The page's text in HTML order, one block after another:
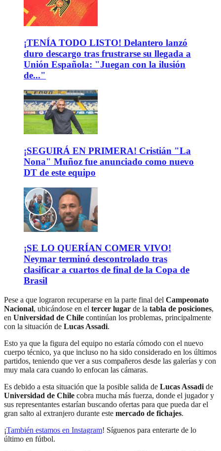
¡TENÍA TODO LISTO! Delantero lanzó
duro descargo tras frustrarse su llegada a
Unión Española: "Juegan con la ilusión
de..."
¡SEGUIRÁ EN PRIMERA! Cristián "La
Nona" Muñoz fue anunciado como nuevo
DT de este equipo
¡SE LO QUERÍAN COMER VIVO!
Neymar terminó descontrolado tras
clasificar a cuartos de final de la Copa de
Brasil
Pese a que lograron recuperarse en la parte final del Campeonato
Nacional, ubicándose en el tercer lugar de la tabla de posiciones,
en Universidad de Chile continúan los problemas, principalmente
con la situación de Lucas Assadi.
Esto ya que la figura del equipo no estaría cómodo con el nuevo
cuerpo técnico, ya que incluso no ha sido considerado en los últimos
partidos, teniendo que ver a sus compañeros desde las galerías y con
muy mala cara cuando lo enfocan las cámaras.
Es debido a esta situación que la posible salida de Lucas Assadi de
Universidad de Chile cobra mucha más fuerza, donde el jugador y
sus representantes estarían buscando ofertas para que pueda dar el
gran salto al extranjero durante este mercado de fichajes.
¡También estamos en Instagram! Síguenos para enterarte de lo
último en fútbol.